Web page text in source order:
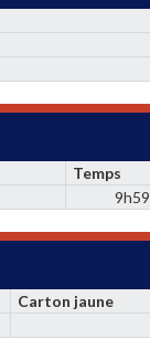
Temps
9h59
Carton jaune